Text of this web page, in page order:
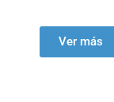
Ver más